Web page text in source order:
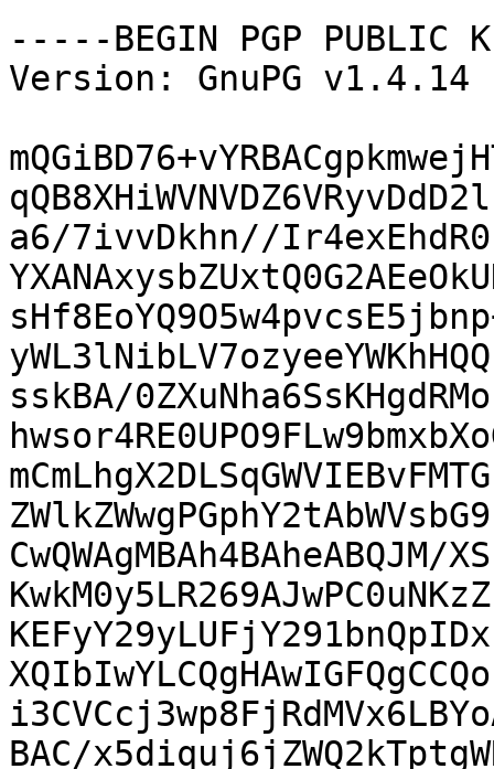
-----BEGIN PGP PUBLIC
Version: GnuPG v1.4.14
a6/7ivvDkhn//
sskBA/
BAC/